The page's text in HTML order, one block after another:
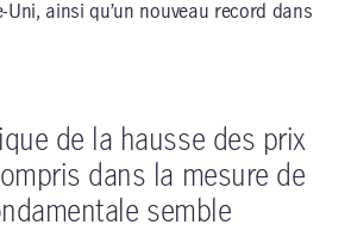
Uni, ainsi qu’un nouveau record dans
de la hausse des prix
dans la mesure de
semble